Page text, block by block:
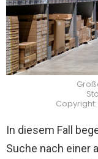
In diesem Fall
Suche nach einer